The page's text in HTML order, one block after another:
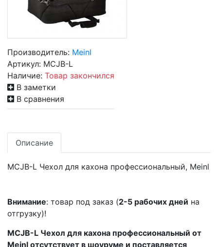
Производитель: Meinl
Артикул: MCJB-L
Наличие: Товар закончился
В заметки
В сравнения
Описание
MCJB-L Чехол для кахона профессиональный, Meinl
Внимание: товар под заказ (2-5 рабочих дней на
отгрузку)!
MCJB-L Чехол для кахона профессиональный от
Meinl отсутствует в шоуруме и поставляется